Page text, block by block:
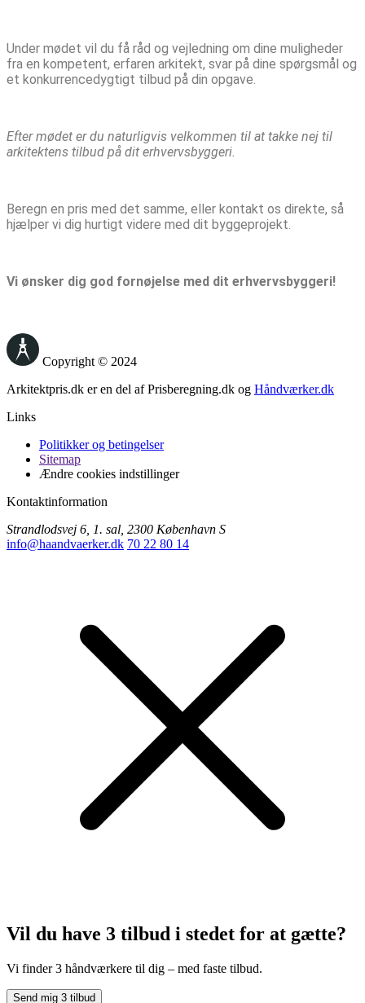
Under mødet vil du få råd og vejledning om dine muligheder
fra en kompetent, erfaren arkitekt, svar på dine spørgsmål og
et konkurrencedygtigt tilbud på din opgave.
Efter mødet er du naturligvis velkommen til at takke nej til
arkitektens tilbud på dit erhvervsbyggeri.
Beregn en pris med det samme, eller kontakt os direkte, så
hjælper vi dig hurtigt videre med dit byggeprojekt.
Vi ønsker dig god fornøjelse med dit erhvervsbyggeri!
Copyright © 2024
Arkitektpris.dk er en del af Prisberegning.dk og Håndværker.dk
Links
Politikker og betingelser
Sitemap
Ændre cookies indstillinger
Kontaktinformation
Strandlodsvej 6, 1. sal, 2300 København S
info@haandvaerker.dk 70 22 80 14
Vil du have 3 tilbud i stedet for at gætte?
Vi finder 3 håndværkere til dig – med faste tilbud.
Send mig 3 tilbud